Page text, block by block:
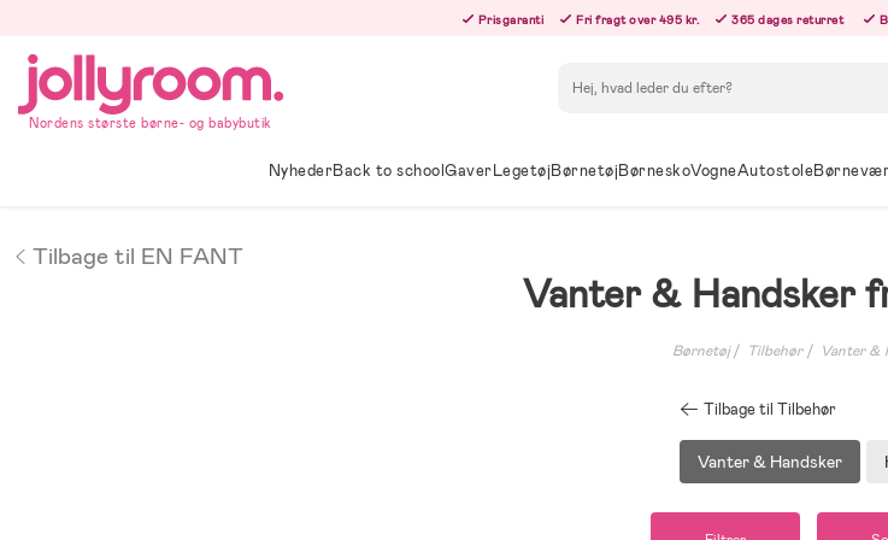
innehållet
Prisgaranti Fri fragt over 495 kr. 365 dages returret
Nordens største børne- og babybutik
NyhederBack to schoolGaverLegetøjBørnetøjBørneskoVogneAutostole
Tilbage til EN FANT
Vanter & Handsker
Børnetøj Tilbehør Vanter &
Tilbage til Tilbehør
Vanter & Handsker